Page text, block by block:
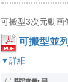
可搬型3次元動画
可搬型並
▼詳細